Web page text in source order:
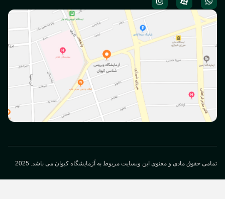
حقوق مادی و معنوی این وبسایت مربوط به آزمایشگاه کیوان می باشد. 2025